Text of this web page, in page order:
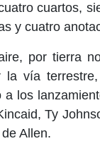
cuartos,
y cuatro
por tierra
vía
los
Ty
Allen.